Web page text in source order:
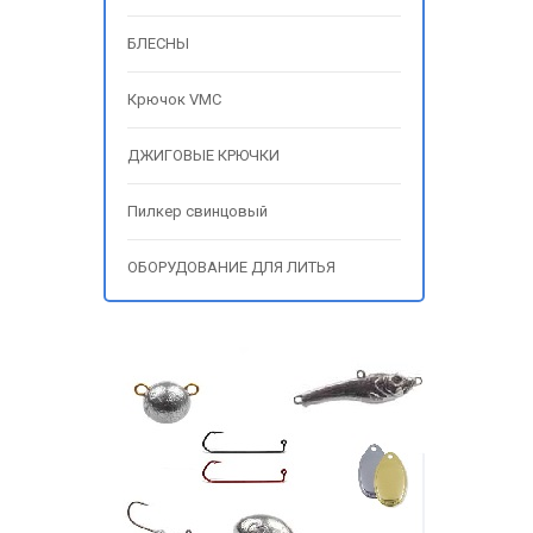
БЛЕСНЫ
Крючок VMC
ДЖИГОВЫЕ КРЮЧКИ
Пилкер свинцовый
ОБОРУДОВАНИЕ ДЛЯ ЛИТЬЯ